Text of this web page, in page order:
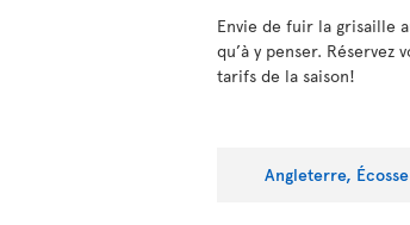
Envie de fuir la grisaille
qu’à y penser.
tarifs de la saison!
Angleterre,